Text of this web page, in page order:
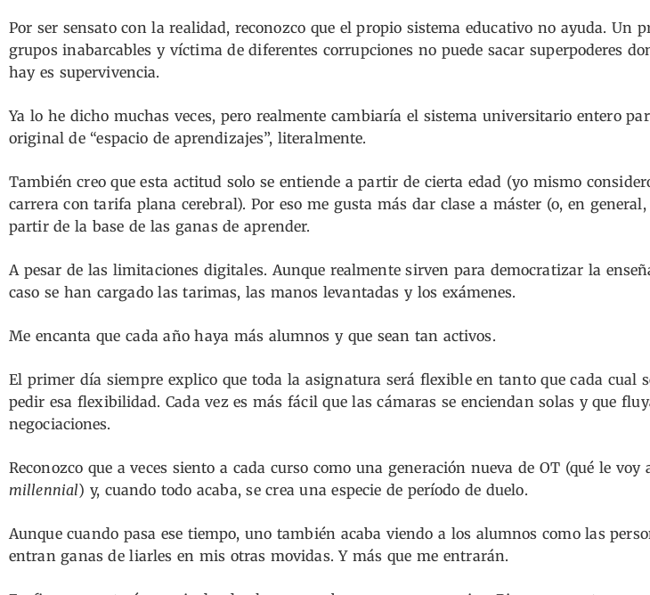
Por ser sensato con la realidad, reconozco que el propio sistema educativo no ayuda. Un
grupos inabarcables y víctima de diferentes corrupciones no puede sacar superpoderes
hay es supervivencia.
Ya lo he dicho muchas veces, pero realmente cambiaría el sistema universitario entero
original de “espacio de aprendizajes”, literalmente.
También creo que esta actitud solo se entiende a partir de cierta edad (yo mismo
carrera con tarifa plana cerebral). Por eso me gusta más dar clase a máster (o, en general,
partir de la base de las ganas de aprender.
A pesar de las limitaciones digitales. Aunque realmente sirven para democratizar la
caso se han cargado las tarimas, las manos levantadas y los exámenes.
Me encanta que cada año haya más alumnos y que sean tan activos.
El primer día siempre explico que toda la asignatura será flexible en tanto que cada cual
pedir esa flexibilidad. Cada vez es más fácil que las cámaras se enciendan solas y que
negociaciones.
Reconozco que a veces siento a cada curso como una generación nueva de OT (qué le voy
millennial) y, cuando todo acaba, se crea una especie de período de duelo.
Aunque cuando pasa ese tiempo, uno también acaba viendo a los alumnos como las
entran ganas de liarles en mis otras movidas. Y más que me entrarán.